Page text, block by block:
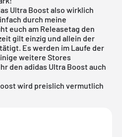
Ultra Boost also wirklich
durch meine
euch am Releasetag den
gilt einzig und allein der
Es werden im Laufe der
weitere Stores
den adidas Ultra Boost auch
wird preislich vermutlich